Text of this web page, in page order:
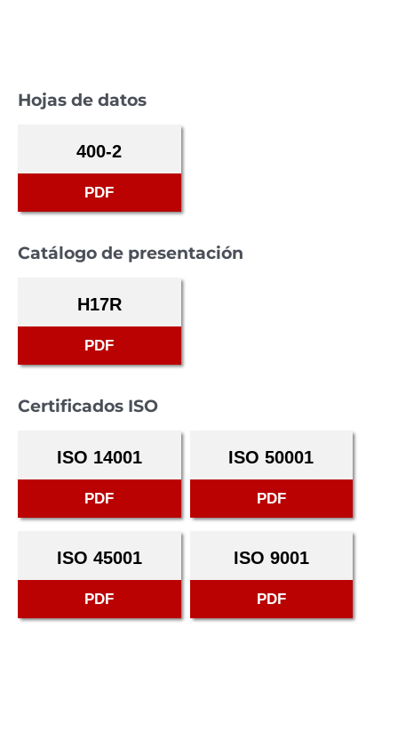
Hojas de datos
400-2
PDF
Catálogo de presentación
H17R
PDF
Certificados ISO
ISO 14001
PDF
ISO 50001
PDF
ISO 45001
PDF
ISO 9001
PDF